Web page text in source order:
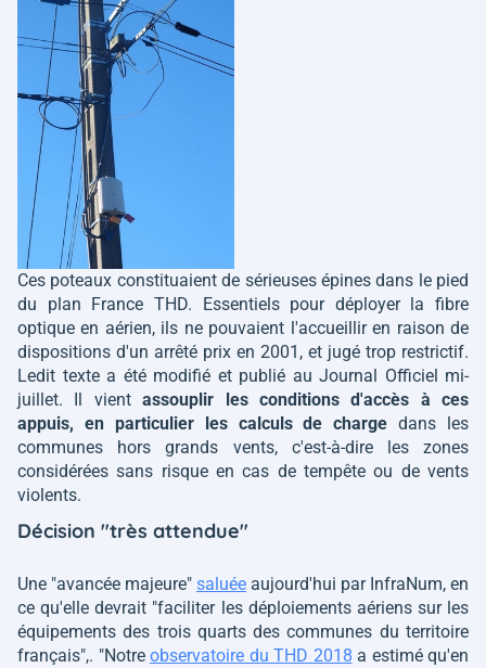
Ces poteaux constituaient de sérieuses épines dans le pied
du plan France THD. Essentiels pour déployer la fibre
optique en aérien, ils ne pouvaient l'accueillir en raison de
dispositions d'un arrêté prix en 2001, et jugé trop restrictif.
Ledit texte a été modifié et publié au Journal Officiel mi-
juillet. Il vientassouplir les conditions d'accès à ces
appuis, en particulier les calculs de charge dans les
communes hors grands vents, c'est-à-dire les zones
considérées sans risque en cas de tempête ou de vents
violents.
Décision "très attendue"
Une "avancée majeure" saluée aujourd'hui par InfraNum, en
ce qu'elle devrait "faciliter les déploiements aériens sur les
équipements des trois quarts des communes du territoire
français",. "Notre observatoire du THD 2018 a estimé qu'en